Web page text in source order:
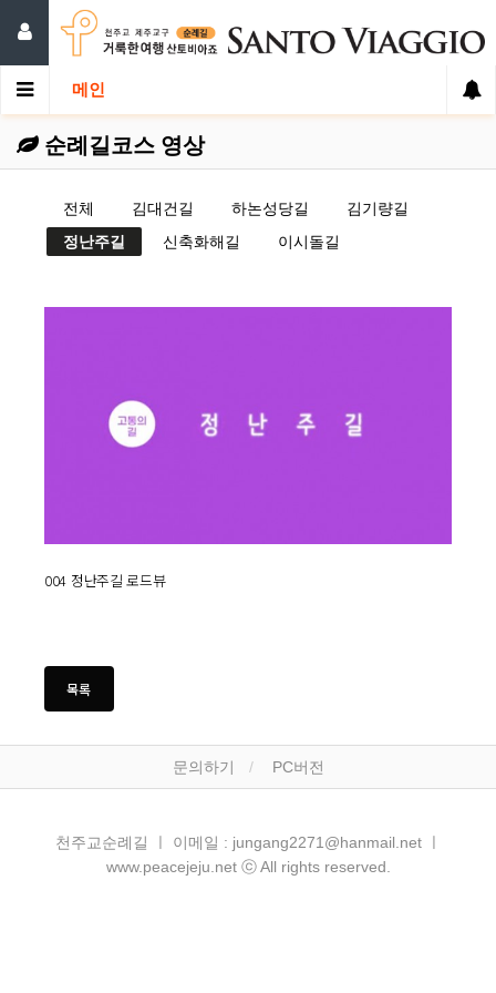
메인
순례길코스 영상
전체 김대건길 하논성당길
김기량길
정난주길
신축화해길 이시돌길
004 정난주길 로드뷰
문의하기 PC버전
천주교순례길 ㅣ 이메일 : jungang2271@hanmail.net ㅣ
www.peacejeju.net ⓒ All rights reserved.